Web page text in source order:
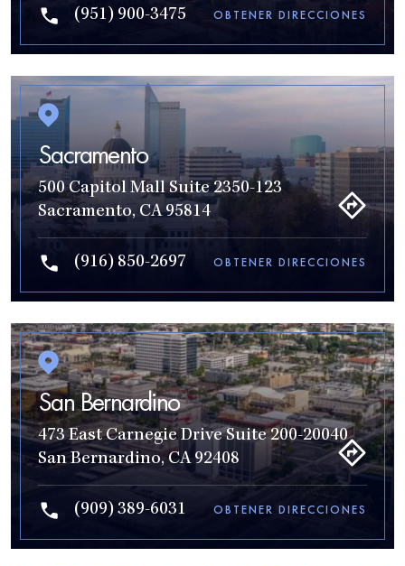
(951) 900-3475 OBTENER DIRECCIONES
Sacramento
500 Capitol Mall Suite 2350-123
Sacramento, CA 95814
(916) 850-2697 OBTENER DIRECCIONES
San Bernardino
473 East Carnegie Drive Suite 200-20040
San Bernardino, CA 92408
(909) 389-6031 OBTENER DIRECCIONES